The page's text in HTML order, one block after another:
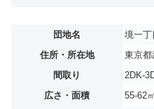
団地名
境一丁
住所・所在地
東京都
間取り
2DK-
広さ・面積
55-62㎡